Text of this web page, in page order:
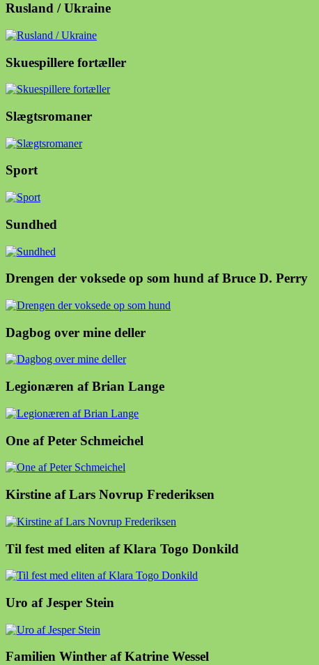
Rusland / Ukraine
Skuespillere fortæller
Slægtsromaner
Sport
Sundhed
Drengen der voksede op som hund af Bruce D. Perry
Dagbog over mine deller
Legionæren af Brian Lange
One af Peter Schmeichel
Kirstine af Lars Novrup Frederiksen
Til fest med eliten af Klara Togo Donkild
Uro af Jesper Stein
Familien Winther af Katrine Wessel